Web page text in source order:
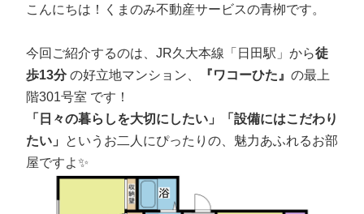
こんにちは！くまのみ不動産サービスの青栁です。
今回ご紹介するのは、JR久大本線「日田駅」から徒
歩13分の好立地マンション、 『ワコーひた』 の最上
階301号室 です！
「日々の暮らしを大切にしたい」「設備にはこだわり
たい」
というお二人にぴったりの、魅力あふれるお部
屋ですよ✨